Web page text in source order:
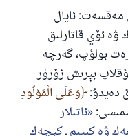
مەقسەت: ئايال
ۋە ئۆي قاتارلىق
بولۇپ، گەرچە
بېرىش زۆرۈر
دەيدۇ: وَعَلَى الْمَوْلُودِ
ئاتىلار
ۋە كىيىم ـ كېچەك